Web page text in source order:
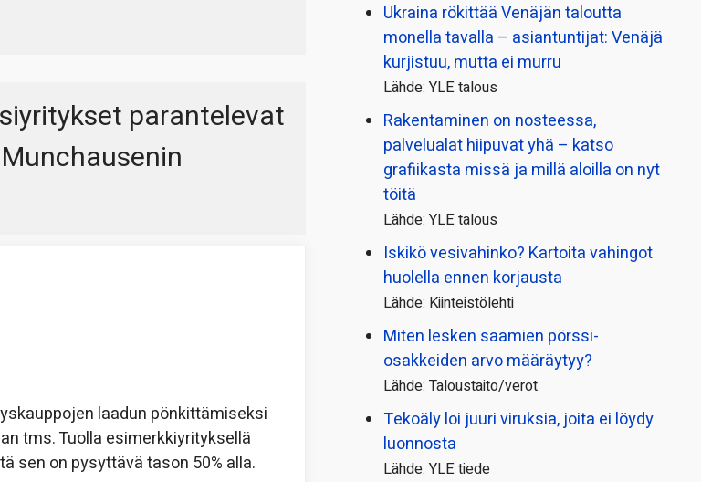
parantelevat
laadun pönkittämiseksi
tms. Tuolla esimerkkiyrityksellä
sen on pysyttävä tason 50% alla.
Ukraina rökittää Venäjän taloutta
monella tavalla – asiantuntijat: Venäjä
kurjistuu, mutta ei murru
Lähde: YLE talous
Rakentaminen on nosteessa,
palvelualat hiipuvat yhä – katso
grafiikasta missä ja millä aloilla on nyt
töitä
Lähde: YLE talous
Iskikö vesivahinko? Kartoita vahingot
huolella ennen korjausta
Lähde: Kiinteistölehti
Miten lesken saamien pörssi­
osakkeiden arvo määräytyy?
Lähde: Taloustaito/verot
Tekoäly loi juuri viruksia, joita ei löydy
luonnosta
Lähde: YLE tiede